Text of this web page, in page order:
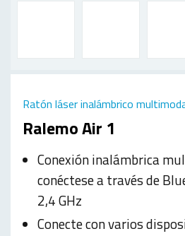
Ralemo Air 1
Ratón láser inalámbrico
Conexión inalámbrica
conéctese a través de
2,4 GHz
Conecte con varios